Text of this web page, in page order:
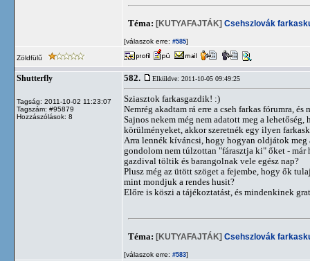
Téma: [KUTYAFAJTÁK] Csehszlovák
[válaszok erre: #585]
Zöldfülű
Shutterfly
Tagság: 2011-10-02 11:23:07
Tagszám: #95879
Hozzászólások: 8
582. Elküldve: 2011-10-05 09:49:25
Sziasztok farkasgazdik! :)
Nemrég akadtam rá erre a cseh farkas fórumra,
Sajnos nekem még nem adatott meg a
körülményeket, akkor szeretnék egy ilyen
Arra lennék kíváncsi, hogy hogyan oldjátok
gondolom nem túlzottan "fárasztja ki" őket - már
gazdival töltik és barangolnak vele egész nap?
Plusz még az ütött szöget a fejembe, hogy ők
mint mondjuk a rendes husit?
Előre is köszi a tájékoztatást, és mindenkinek
Téma: [KUTYAFAJTÁK] Csehszlovák
[válaszok erre: #583]